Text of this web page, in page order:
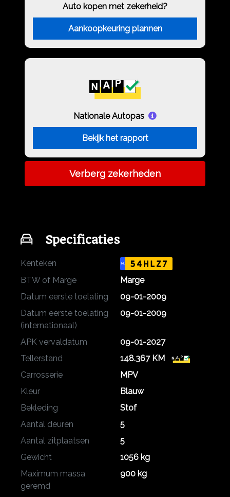
Auto kopen met zekerheid?
Aankoopkeuring plannen
Nationale Autopas
Bekijk het rapport
Verberg zekerheden
Specificaties
Kenteken NL 54HLZ7
BTW of Marge
Marge
Datum eerste toelating
09-01-2009
Datum eerste toelating
(internationaal)
09-01-2009
APK vervaldatum
09-01-2027
Tellerstand
148.367 KM
Carrosserie
MPV
Kleur
Blauw
Bekleding
Stof
Aantal deuren
5
Aantal zitplaatsen
5
Gewicht
1056 kg
Maximum massa
geremd
900 kg